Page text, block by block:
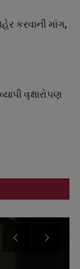
કરવાની માંગ,
વૃક્ષારોપણ